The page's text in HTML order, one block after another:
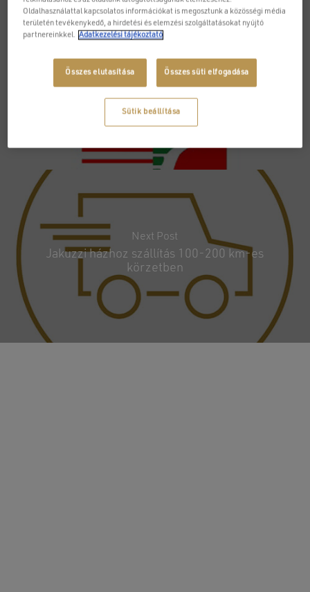
Previous Post
Közületi felhasználásra való swim spa
Next Post
Jakuzzi házhoz szállítás 100-200 km-es
körzetben
Oldalhasználattal kapcsolatos információkat is megosztunk a közösségi média
területén tevékenykedő, a hirdetési és elemzési szolgáltatásokat nyújtó
partnereinkkel. Adatkezelési tájékoztató
Összes elutasítása Összes süti elfogadása
Sütik beállítása